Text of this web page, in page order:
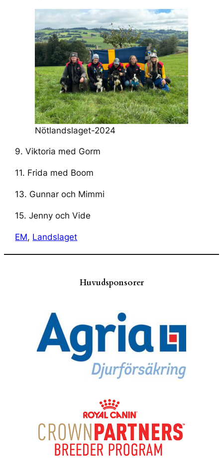
Nötlandslaget-2024
9. Viktoria med Gorm
11. Frida med Boom
13. Gunnar och Mimmi
15. Jenny och Vide
EM, Landslaget
Huvudsponsorer